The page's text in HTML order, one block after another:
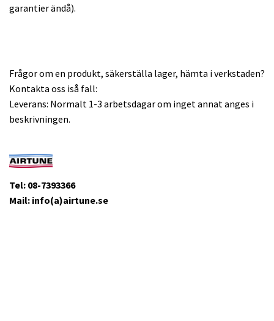
garantier ändå).
Frågor om en produkt, säkerställa lager, hämta i verkstaden?
Kontakta oss iså fall:
Leverans: Normalt 1-3 arbetsdagar om inget annat anges i
beskrivningen.
Tel: 08-7393366
Mail: info(a)airtune.se